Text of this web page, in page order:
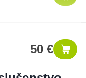
50 €